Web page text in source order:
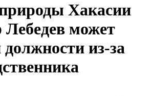
Хакасии
может
из-за